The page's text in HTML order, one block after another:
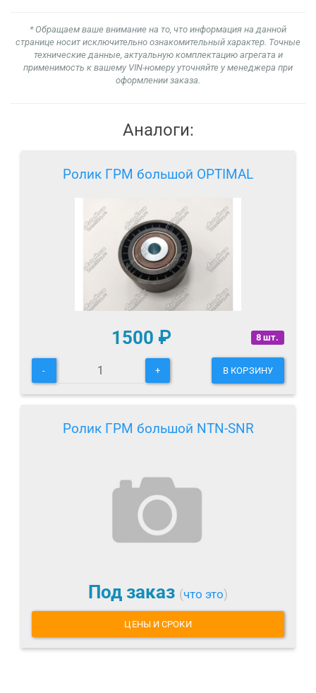
* Обращаем ваше внимание на то, что информация на данной
странице носит исключительно ознакомительный характер. Точные
технические данные, актуальную комплектацию агрегата и
применимость к вашему VIN-номеру уточняйте у менеджера при
оформлении заказа.
Аналоги:
Ролик ГРМ большой OPTIMAL
8 шт.
1500 ₽
- + В КОРЗИНУ
Ролик ГРМ большой NTN-SNR
Под заказ (что это)
ЦЕНЫ И СРОКИ